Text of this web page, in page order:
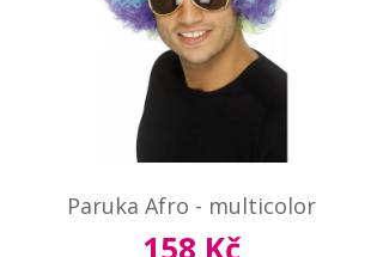
Paruka Afro - multicolor